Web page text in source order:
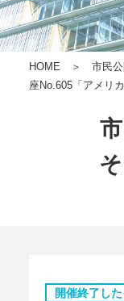
HOME ＞ 市民
座No.605「アメリ
開催終了し